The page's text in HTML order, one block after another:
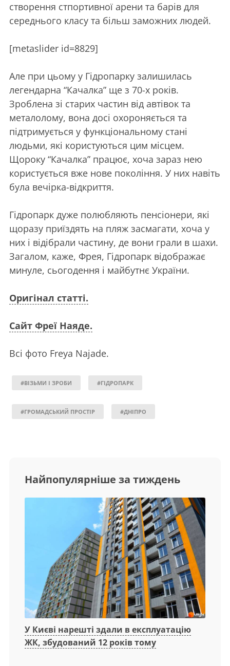
створення стпортивної арени та барів для
середнього класу та більш заможних людей.
[metaslider id=8829]
Але при цьому у Гідропарку залишилась
легендарна “Качалка” ще з 70-х років.
Зроблена зі старих частин від автівок та
металолому, вона досі охороняється та
підтримується у функціональному стані
людьми, які користуються цим місцем.
Щороку “Качалка” працює, хоча зараз нею
користується вже нове покоління. У них навіть
була вечірка-відкриття.
Гідропарк дуже полюбляють пенсіонери, які
щоразу приїздять на пляж засмагати, хоча у
них і відібрали частину, де вони грали в шахи.
Загалом, каже, Фрея, Гідропарк відображає
минуле, сьогодення і майбутнє України.
Оригінал статті.
Сайт Фреї Наяде.
Всі фото Freya Najade.
#ВІЗЬМИ І ЗРОБИ #ГІДРОПАРК
#ГРОМАДСЬКИЙ ПРОСТІР #ДНІПРО
Найпопулярніше за тиждень
У Києві нарешті здали в експлуатацію
ЖК, збудований 12 років тому